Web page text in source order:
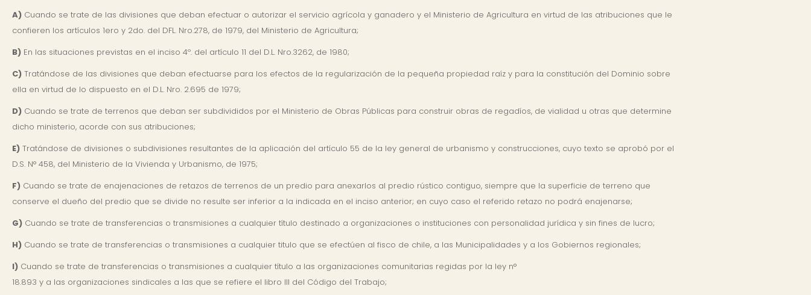
A) Cuando se trate de las divisiones que deban efectuar o autorizar el servicio agrícola y ganadero y el Ministerio de Agricultura en virtud de las atribuciones que le
confieren los artículos 1ero y 2do. del DFL. Nro.278, de 1979, del Ministerio de Agricultura;
B) En las situaciones previstas en el inciso 4º. del artículo 11 del D.L. Nro.3262, de 1980;
C) Tratándose de las divisiones que deban efectuarse para los efectos de la regularización de la pequeña propiedad raíz y para la constitución del Dominio sobre
ella en virtud de lo dispuesto en el D.L. Nro. 2.695 de 1979;
D) Cuando se trate de terrenos que deban ser subdivididos por el Ministerio de Obras Públicas para construir obras de regadíos, de vialidad u otras que determine
dicho ministerio, acorde con sus atribuciones;
E) Tratándose de divisiones o subdivisiones resultantes de la aplicación del artículo 55 de la ley general de urbanismo y construcciones, cuyo texto se aprobó por el
D.S. N° 458, del Ministerio de la Vivienda y Urbanismo, de 1975;
F) Cuando se trate de enajenaciones de retazos de terrenos de un predio para anexarlos al predio rústico contiguo, siempre que la superficie de terreno que
conserve el dueño del predio que se divide no resulte ser inferior a la indicada en el inciso anterior; en cuyo caso el referido retazo no podrá enajenarse;
G) Cuando se trate de transferencias o transmisiones a cualquier título destinado a organizaciones o instituciones con personalidad jurídica y sin fines de lucro;
H) Cuando se trate de transferencias o transmisiones a cualquier titulo que se efectúen al fisco de chile, a las Municipalidades y a los Gobiernos regionales;
I) Cuando se trate de transferencias o transmisiones a cualquier título a las organizaciones comunitarias regidas por la ley n°
18.893 y a las organizaciones sindicales a las que se refiere el libro III del Código del Trabajo;